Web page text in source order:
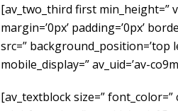
[av_two_third first min_height=”
margin=’0px’ padding=’0px’
src=” background_position=’top
mobile_display=” av_uid=’av-
[av_textblock size=”